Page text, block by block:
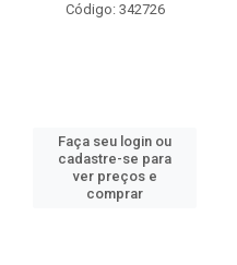
Código: 342726
Faça seu login ou
cadastre-se para
ver preços e
comprar